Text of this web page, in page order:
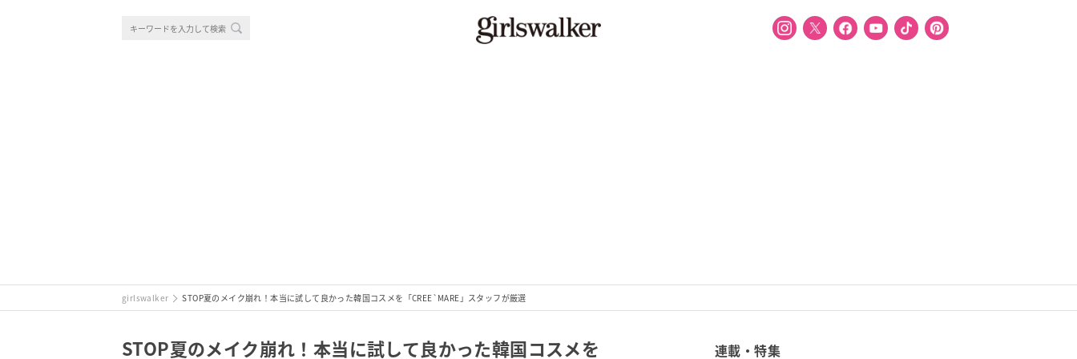
girlswalker STOP夏のメイク崩れ！本当に試して良かった韓国コスメを「CREE`MARE」スタッフが厳選
STOP夏のメイク崩れ！本当に試して良かった韓国コスメを 連載・特集